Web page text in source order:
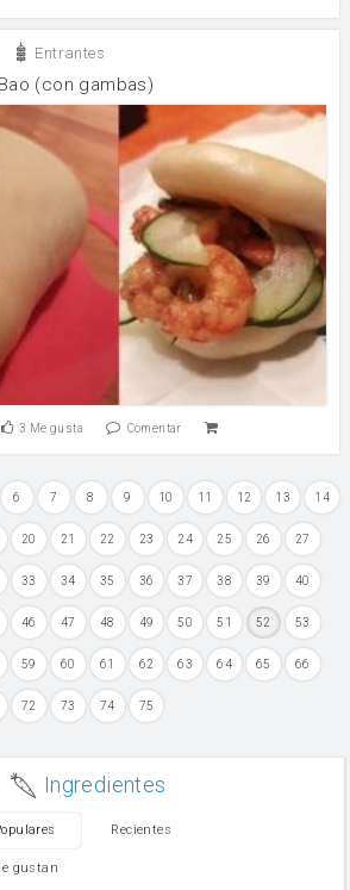
Entrantes
(con gambas)
3 Me gusta Comentar
6 7 8 9 10 11 12 13 14
20 21 22 23 24 25 26 27
33 34 35 36 37 38 39 40
46 47 48 49 50 51 52 53
59 60 61 62 63 64 65 66
72 73 74 75
Ingredientes
Recientes
gustan